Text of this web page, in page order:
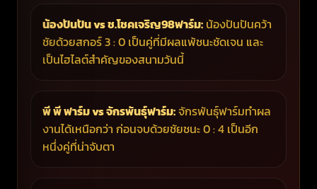
น้องปันปัน vs ช.โชคเจริญ98ฟาร์ม: น้องปันปันคว้า
ชัยด้วยสกอร์ 3 : 0 เป็นคู่ที่มีผลแพ้ชนะชัดเจน และ
เป็นไฮไลต์สำคัญของสนามวันนี้
พี พี ฟาร์ม vs จักรพันธุ์ฟาร์ม:จักรพันธุ์ฟาร์มทำผล
งานได้เหนือกว่า ก่อนจบด้วยชัยชนะ 0 : 4 เป็นอีก
หนึ่งคู่ที่น่าจับตา